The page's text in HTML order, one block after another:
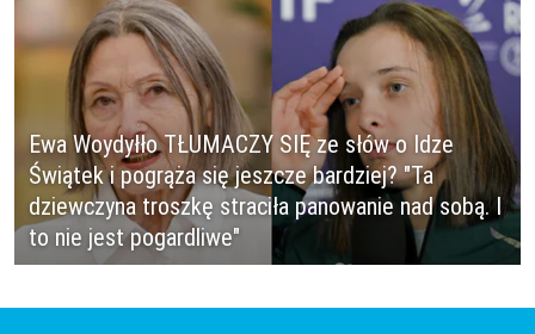
Ewa Woydyłło TŁUMACZY SIĘ ze słów o Idze
Świątek i pogrąża się jeszcze bardziej? "Ta
dziewczyna troszkę straciła panowanie nad sobą. I
to nie jest pogardliwe"